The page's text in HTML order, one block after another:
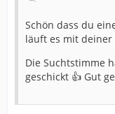
Schön dass du
läuft es mit deiner
Die Suchtstimme
geschickt 👍 Gut